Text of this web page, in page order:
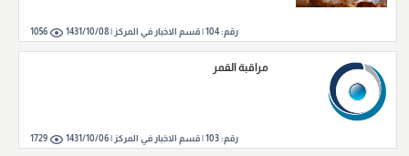
رقم:104
|قسم الاخبار في المركز |1431/10/08
1056
مراقبة القمر
رقم:103
|قسم الاخبار في المركز |1431/10/06
1729